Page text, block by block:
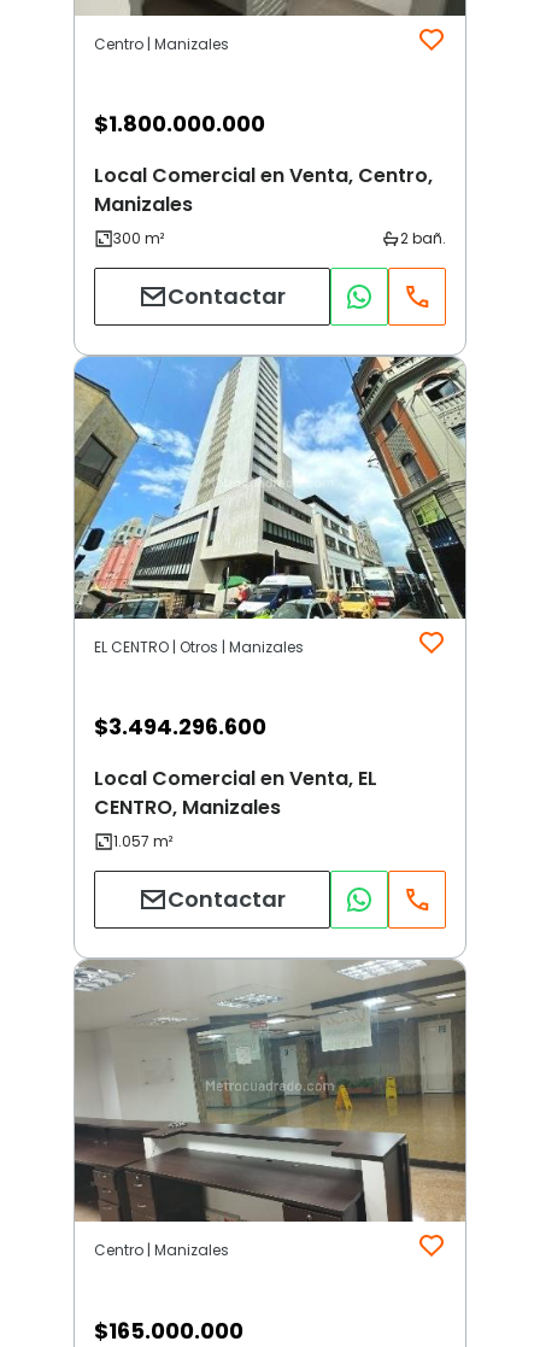
Centro | Manizales
$1.800.000.000
Local Comercial en Venta, Centro,
Manizales
Contactar
EL CENTRO | Otros | Manizales
$3.494.296.600
Local Comercial en Venta, EL
CENTRO, Manizales
Contactar
Centro | Manizales
$165.000.000